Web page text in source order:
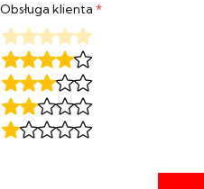
Obsługa klienta *